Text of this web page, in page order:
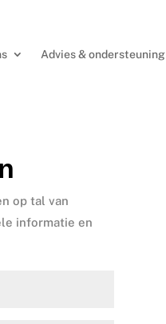
Advies & ondersteuning
op tal van
informatie en